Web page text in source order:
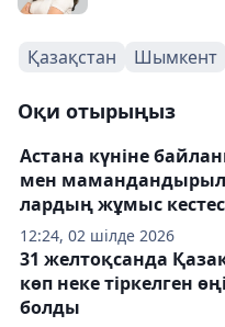
Қазақстан Шымкент
Оқи отырыңыз
12:24, 02 шілде 2026
Астана күніне
мен
лардың жұмыс
31 желтоқсанда
көп неке тіркелген
болды